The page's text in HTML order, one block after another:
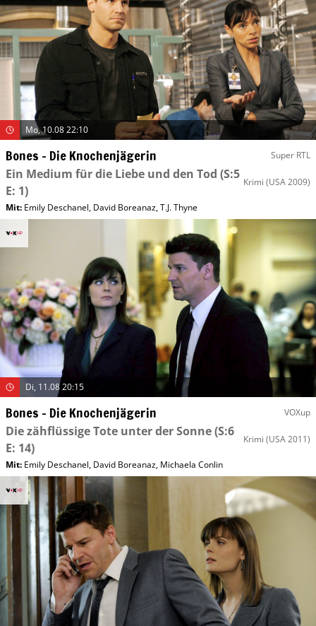
Mo, 10.08 22:10
Bones – Die Knochenjägerin Super RTL
Ein Medium für die Liebe und den Tod (S:5
E: 1)
Krimi (USA 2009)
Mit: Emily Deschanel, David Boreanaz,T.J. Thyne
Di, 11.08 20:15
Bones – Die Knochenjägerin VOXup
Die zähflüssige Tote unter der Sonne(S:6
E: 14)
Krimi (USA 2011)
Mit: Emily Deschanel, David Boreanaz, Michaela Conlin